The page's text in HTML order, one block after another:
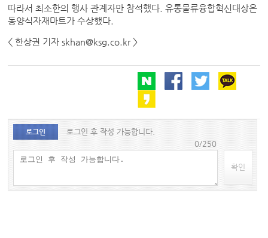
따라서 최소한의 행사 관계자만 참석했다. 유통물류융합혁신대상은
동양식자재마트가 수상했다.
< 한상권 기자 skhan@ksg.co.kr >
로그인
로그인 후 작성 가능합니다.
0/250
확인